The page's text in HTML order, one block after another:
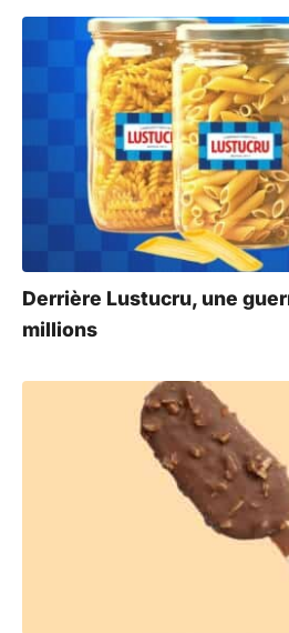
e
Derrière Lustucru, une
millions